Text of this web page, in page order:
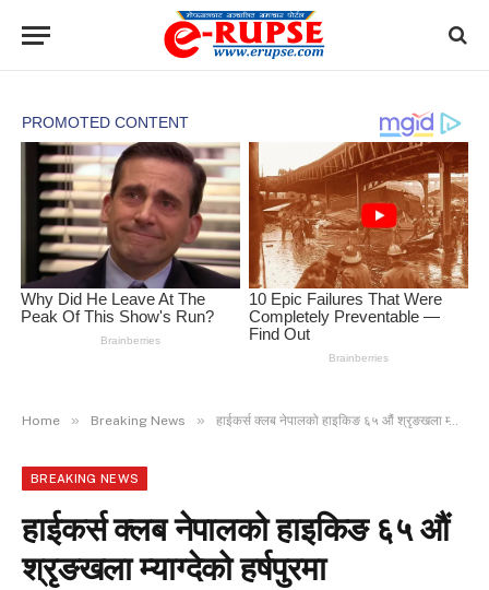
Home » Breaking News » हाईकर्स क्लब नेपालको हाइकिङ ६५ औं श्रृङखला म्याग्देको हर्षपुरमा
BREAKING NEWS
हाईकर्स क्लब नेपालको हाइकिङ ६५ औं
श्रृङखला म्याग्देको हर्षपुरमा